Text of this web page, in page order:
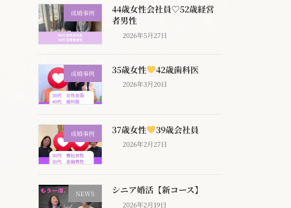
成婚事例
44歳女性会社員♡52歳経営
者男性
2026年5月27日
成婚事例 35歳女性 42歳歯科医
2026年3月20日
成婚事例 37歳女性 39歳会社員
2026年2月27日
NEWS シニア婚活【新コース】
2026年2月19日